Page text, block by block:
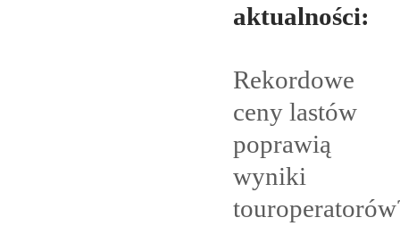
aktualności:
Rekordowe
ceny lastów
poprawią
wyniki